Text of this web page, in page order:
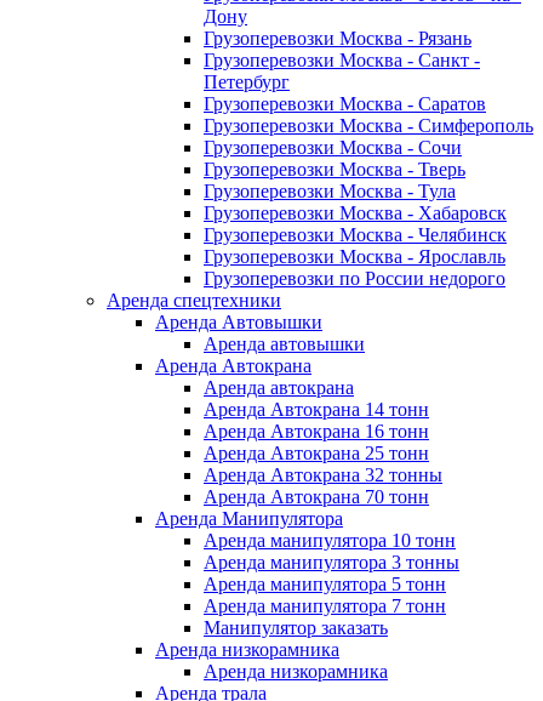
Дону
Грузоперевозки Москва - Рязань
Грузоперевозки Москва - Санкт -
Петербург
Грузоперевозки Москва - Саратов
Грузоперевозки Москва - Симферополь
Грузоперевозки Москва - Сочи
Грузоперевозки Москва - Тверь
Грузоперевозки Москва - Тула
Грузоперевозки Москва - Хабаровск
Грузоперевозки Москва - Челябинск
Грузоперевозки Москва - Ярославль
Грузоперевозки по России недорого
Аренда спецтехники
Аренда Автовышки
Аренда автовышки
Аренда Автокрана
Аренда автокрана
Аренда Автокрана 14 тонн
Аренда Автокрана 16 тонн
Аренда Автокрана 25 тонн
Аренда Автокрана 32 тонны
Аренда Автокрана 70 тонн
Аренда Манипулятора
Аренда манипулятора 10 тонн
Аренда манипулятора 3 тонны
Аренда манипулятора 5 тонн
Аренда манипулятора 7 тонн
Манипулятор заказать
Аренда низкорамника
Аренда низкорамника
Аренда трала